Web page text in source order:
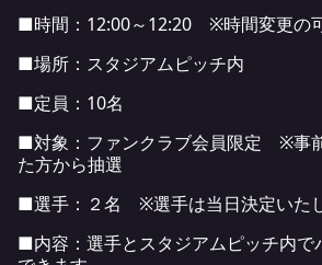
■時間：12:00～12:20 ※時間変更の
■場所：スタジアムピッチ内
■定員：10名
■対象：ファンクラブ会員限定 ※事
た方から抽選
■選手：２名 ※選手は当日決定いた
■内容：選手とスタジアムピッチ内で